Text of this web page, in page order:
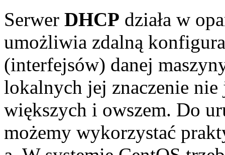
Serwer DHCP działa w
umożliwia zdalną
(interfejsów) danej
lokalnych jej znaczenie
większych i owszem. Do
możemy wykorzystać